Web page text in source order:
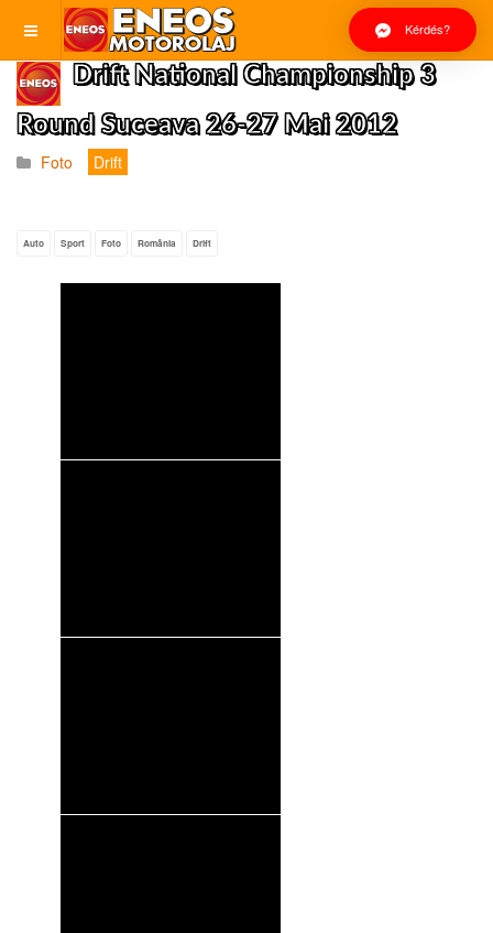
Kérdés?
Drift National Championship 3
Round Suceava 26-27 Mai 2012
Foto Drift
Auto Sport Foto România Drift